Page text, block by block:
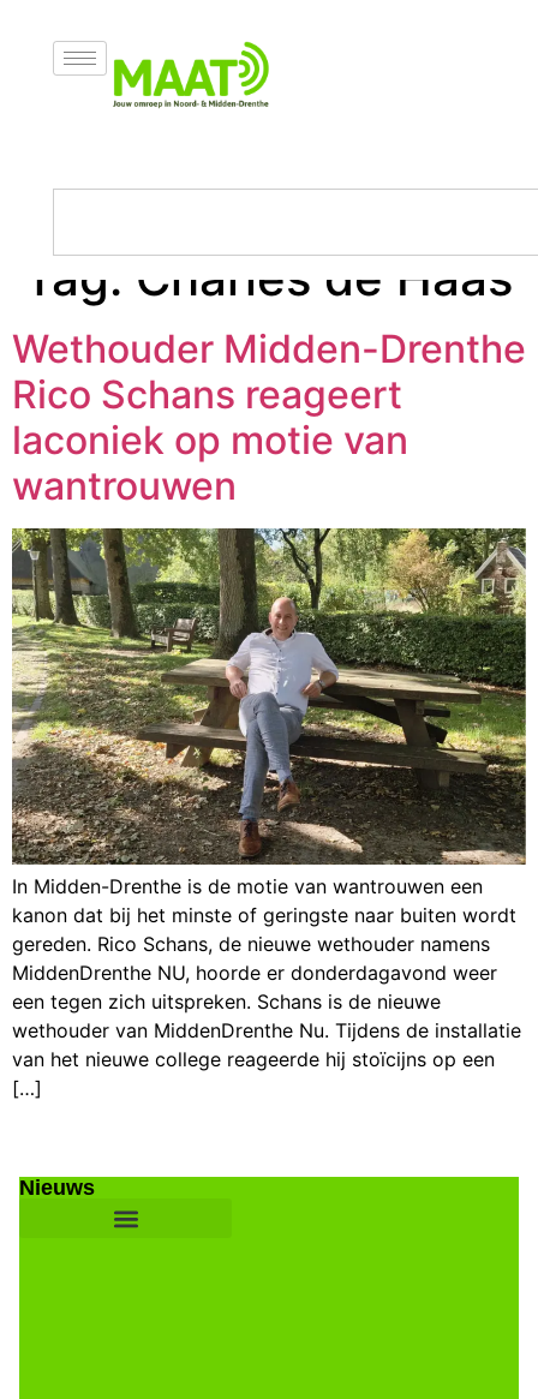
Tag: Charles de Haas
Wethouder Midden-Drenthe
Rico Schans reageert
laconiek op motie van
wantrouwen
In Midden-Drenthe is de motie van wantrouwen een
kanon dat bij het minste of geringste naar buiten wordt
gereden. Rico Schans, de nieuwe wethouder namens
MiddenDrenthe NU, hoorde er donderdagavond weer
een tegen zich uitspreken. Schans is de nieuwe
wethouder van MiddenDrenthe Nu. Tijdens de installatie
van het nieuwe college reageerde hij stoïcijns op een
[…]
Nieuws